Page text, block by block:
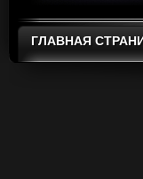
ГЛАВНАЯ